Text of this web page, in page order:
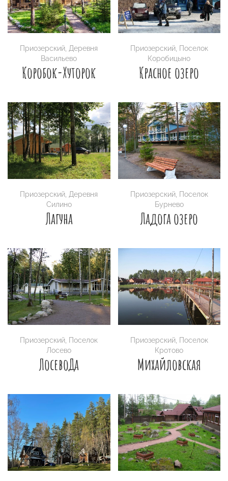
Приозерский Деревня
Васильево
Коробок-Хуторок
Приозерский, Поселок
Коробицыно
Красное озеро
Приозерский Деревня
Силино
Лагуна
Приозерский, Поселок
Бурнево
Ладога озеро
Приозерский Поселок
Лосево
ЛосевоДа
Приозерский, Поселок
Кротово
Михайловская